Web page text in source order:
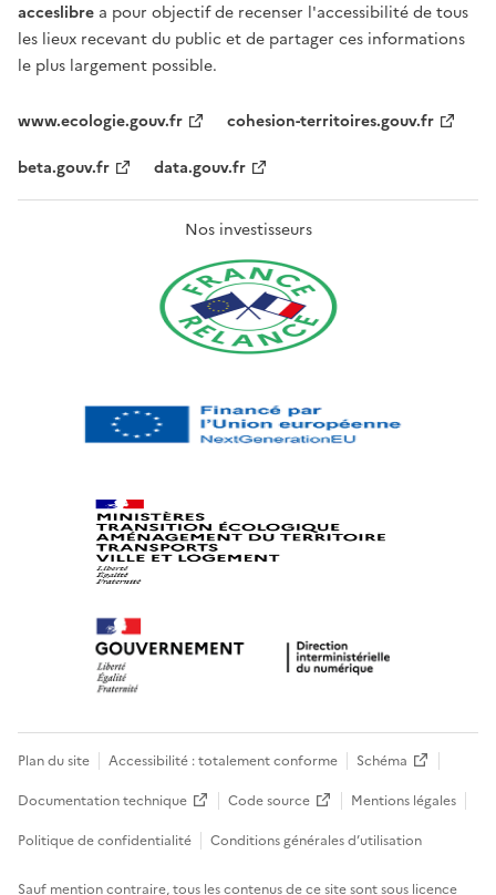
acceslibre a pour objectif de recenser l'accessibilité de tous
les lieux recevant du public et de partager ces informations
le plus largement possible.
www.ecologie.gouv.fr
cohesion-territoires.gouv.fr
beta.gouv.fr
data.gouv.fr
Nos investisseurs
Plan du site Accessibilité : totalement conforme
Schéma
Documentation technique
Code source
Mentions légales
Politique de confidentialité
Conditions générales d’utilisation
Sauf mention contraire, tous les contenus de ce site sont sous licence